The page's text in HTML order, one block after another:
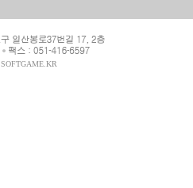
SOFTGAME.KR